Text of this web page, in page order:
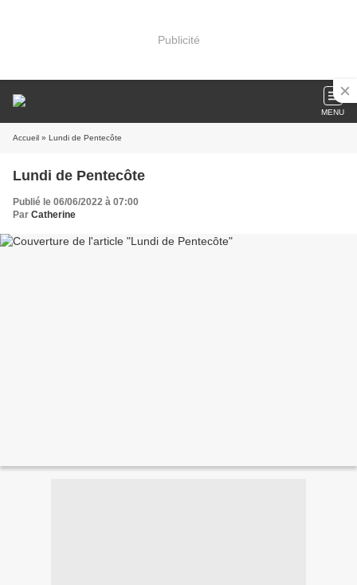
Publicité
MENU
Accueil » Lundi de Pentecôte
Lundi de Pentecôte
Publié le 06/06/2022 à 07:00
Par Catherine